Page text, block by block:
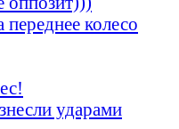
колесо
ударами